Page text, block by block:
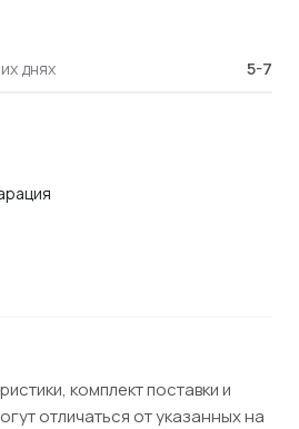
днях 5-7
комплект поставки и
отличаться от указанных на